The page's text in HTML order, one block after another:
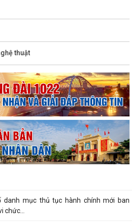
thuật
tục triển khai thu Thuế sử dụng đất phi
bàn...
chính đặc thù mới ban hành lĩnh vực
thủ tục hành chính được sửa đổi, bổ
chức...
ETAX MOBILE,...
danh mục thủ tục hành chính mới ban